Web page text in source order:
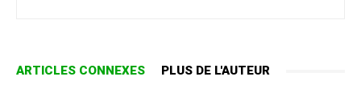
ARTICLES CONNEXES PLUS DE L'AUTEUR